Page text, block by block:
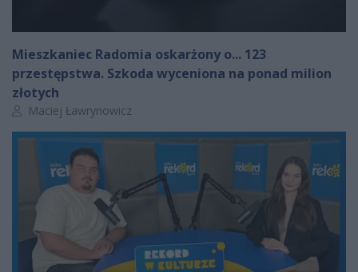
Mieszkaniec Radomia oskarżony o... 123
przestępstwa. Szkoda wyceniona na ponad milion
złotych
Autor artykułu:
Maciej Ławrynowicz